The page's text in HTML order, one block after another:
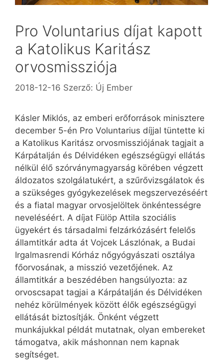
Pro Voluntarius díjat kapott
a Katolikus Karitász
orvosmissziója
2018-12-16 Szerző: Új Ember
Kásler Miklós, az emberi erőforrások minisztere
december 5-én Pro Voluntarius díjjal tüntette ki
a Katolikus Karitász orvosmissziójának tagjait a
Kárpátalján és Délvidéken egész­ségügyi ellátás
nélkül élő szórványmagyarság körében végzett
áldozatos szolgálatukért, a szűrővizsgálatok és
a szükséges gyógykezelések megszervezéséért
és a fiatal magyar orvosjelöltek önkéntességre
neveléséért. A díjat Fülöp Attila szociális
ügyekért és társadalmi felzárkózásért felelős
államtitkár adta át Vojcek Lászlónak, a Budai
Irgalmasrendi Kórház nőgyógyászati osztálya
főorvosának, a misszió vezetőjének. Az
államtitkár a beszédében hangsúlyozta: az
orvoscsapat tagjai a Kárpátalján és Délvidéken
nehéz körülmények között élők egészségügyi
ellátását biztosítják. Önként végzett
munkájukkal példát mutatnak, olyan embereket
támogatva, akik máshonnan nem kapnak
segítséget.